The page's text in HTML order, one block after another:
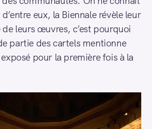
eux, la Biennale révèle leur
leurs œuvres, c’est pourquoi
partie des cartels mentionne
pour la première fois à la